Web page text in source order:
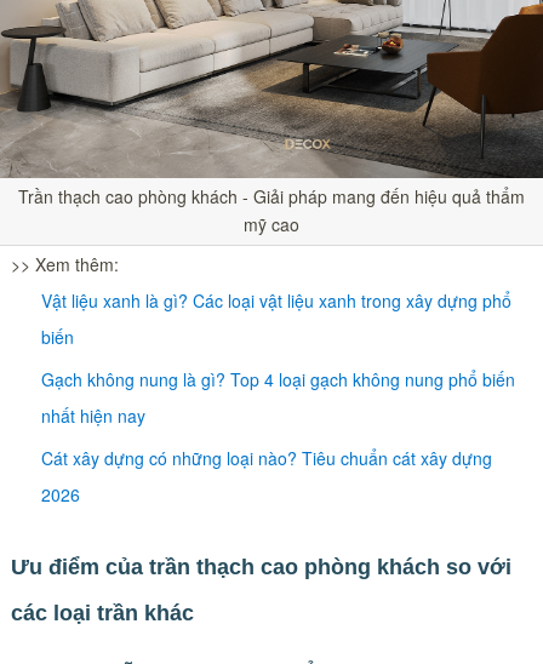
Trần thạch cao phòng khách - Giải pháp mang đến hiệu quả thẩm
mỹ cao
>> Xem thêm:
Vật liệu xanh là gì? Các loại vật liệu xanh trong xây dựng phổ
biến
Gạch không nung là gì? Top 4 loại gạch không nung phổ biến
nhất hiện nay
Cát xây dựng có những loại nào? Tiêu chuẩn cát xây dựng
2026
Ưu điểm của trần thạch cao phòng khách so với
các loại trần khác